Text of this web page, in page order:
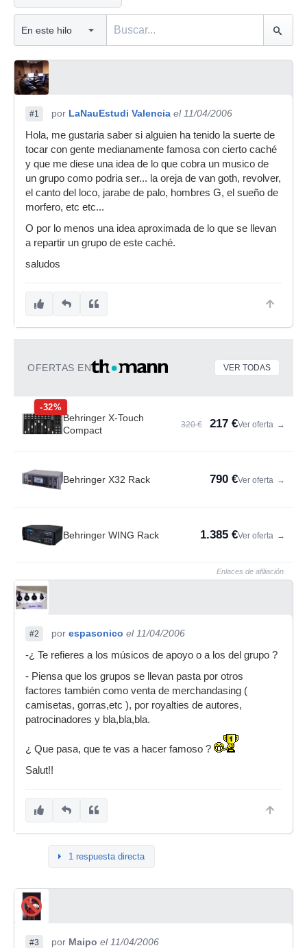
#1 por LaNauEstudi Valencia el 11/04/2006
Hola, me gustaria saber si alguien ha tenido la suerte de
tocar con gente medianamente famosa con cierto caché
y que me diese una idea de lo que cobra un musico de
un grupo como podria ser... la oreja de van goth, revolver,
el canto del loco, jarabe de palo, hombres G, el sueño de
morfero, etc etc...
O por lo menos una idea aproximada de lo que se llevan
a repartir un grupo de este caché.
saludos
OFERTAS EN VER TODAS
-32%
Behringer X-Touch
Compact
320 € 217 €Ver oferta →
Behringer X32 Rack 790 €Ver oferta →
Behringer WING Rack 1.385 €Ver oferta →
Enlaces de afiliación
#2 por espasonico el 11/04/2006
-¿ Te refieres a los músicos de apoyo o a los del grupo ?
- Piensa que los grupos se llevan pasta por otros
factores también como venta de merchandasing (
camisetas, gorras,etc ), por royalties de autores,
patrocinadores y bla,bla,bla.
¿ Que pasa, que te vas a hacer famoso ?
Salut!!
1 respuesta directa
#3 por Maipo el 11/04/2006